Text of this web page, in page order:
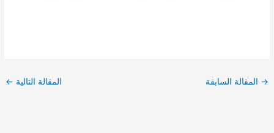
→ المقالة السابقة المقالة التالية ←